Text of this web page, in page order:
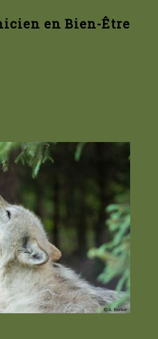
en Bien-Être